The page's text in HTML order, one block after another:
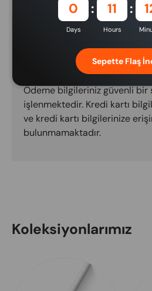
Ödeme ve Güvenlik
Ödeme yöntemleri
Ödeme bilgileriniz güvenli bir
işlenmektedir. Kredi kartı
ve kredi kartı bilgilerinize
bulunmamaktadır.
Koleksiyonlarımız
0
Days
11
Hours
Sepette Flaş